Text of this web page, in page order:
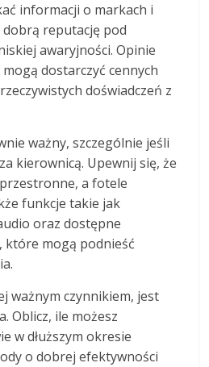
informacji o markach i
reputację pod
awaryjności. Opinie
dostarczyć cennych
doświadczeń z
ważny, szczególnie jeśli
kierownicą. Upewnij się, że
a fotele
funkcje takie jak
oraz dostępne
które mogą podnieść
ważnym czynnikiem, jest
Oblicz, ile możesz
w dłuższym okresie
o dobrej efektywności